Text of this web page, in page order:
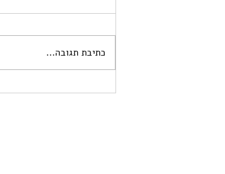
כתיבת תגובה...